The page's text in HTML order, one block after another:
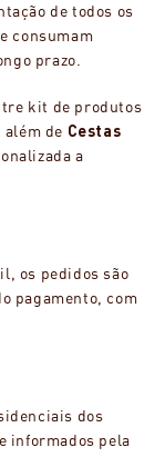
de todos os
consumam
prazo.
kit de produtos
de Cestas
a
os pedidos são
pagamento, com
dos
informados pela